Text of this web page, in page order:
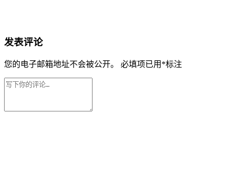
发表评论
您的电子邮箱地址不会被公开。 必填项已用 *标注